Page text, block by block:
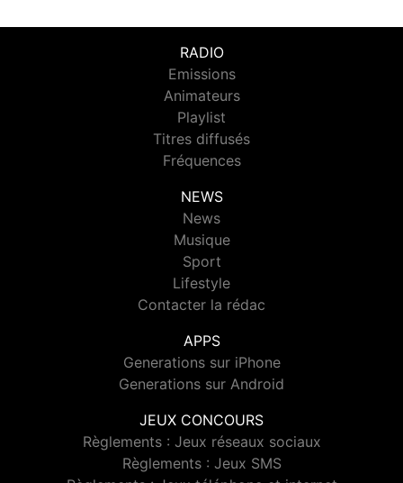
RADIO
Emissions
Animateurs
Playlist
Titres diffusés
Fréquences
NEWS
News
Musique
Sport
Lifestyle
Contacter la rédac
APPS
Generations sur iPhone
Generations sur Android
JEUX CONCOURS
Règlements : Jeux réseaux sociaux
Règlements : Jeux SMS